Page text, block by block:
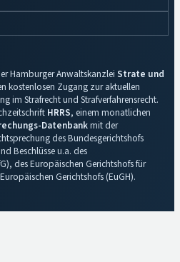
Hamburger Anwaltskanzlei Strate und
kostenlosen Zugang zur aktuellen
im Strafrecht und Strafverfahrensrecht.
HRRS, einem monatlichen
Datenbankmit der
des Bundesgerichtshofs
Beschlüsse u.a. des
des Europäischen Gerichtshofs für
Gerichtshofs (EuGH).